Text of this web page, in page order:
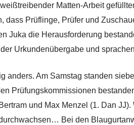
Matten-Arbeit
dass Prüflinge, Prüfer und
Juka die Herausforderung
Urkundenübergabe und
anders. Am Samstag standen
Prüfungskommissionen
und Max Menzel (1. Dan
Bei den